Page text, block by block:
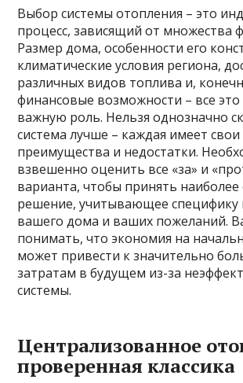
Выбор системы отопления – это
процесс, зависящий от множества
Размер дома, особенности его
климатические условия региона,
различных видов топлива и,
финансовые возможности – все это
важную роль. Нельзя однозначно
система лучше – каждая имеет свои
преимущества и недостатки.
взвешенно оценить все «за» и
варианта, чтобы принять
решение, учитывающее специфику
вашего дома и ваших пожеланий.
понимать, что экономия на
может привести к значительно
затратам в будущем из-за
системы.
Централизованное
проверенная классика